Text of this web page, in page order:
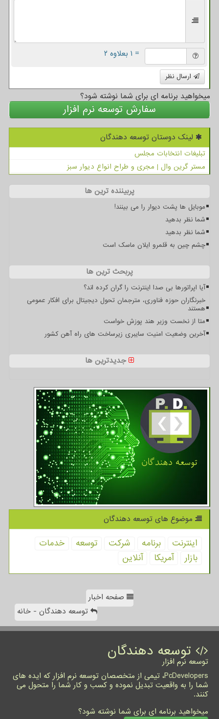
= ۱ بعلاوه ۲
ارسال نظر
میخواهید برنامه ای برای شما نوشته شود؟
سفارش توسعه نرم افزار
لینک دوستان توسعه دهندگان
تبلیغات انتخابات مجلس
مستر گرین وال | مجری و طراح انواع دیوار سبز
پربیننده ترین ها
موبایل ها پشت دیوار را می بینند!
شما نظر بدهید
شما نظر بدهید
چشم چین به قلمرو ایلان ماسک است
پربحث ترین ها
آیا اپراتورها بی صدا اینترنت را گران کرده اند؟
خبرنگاران حوزه فناوری، مترجمان تحول دیجیتال برای افکار عمومی
هستند
متا از نخست وزیر هند پوزش خواست
آخرین وضعیت امنیت سایبری زیرساخت های راه آهن کشور
جدیدترین ها
موضوع های توسعه دهندگان
اینترنت برنامه شركت توسعه
خدمات
بازار
آمریكا آنلاین
صفحه اخبار
توسعه دهندگان - خانه
توسعه دهندگان
توسعه نرم افزار
PcDevelopers، تیمی از متخصصان توسعه نرم افزار که ایده های
شما را به واقعیت تبدیل نموده و کسب و کار شما را متحول می
کنند.
میخواهید برنامه ای برای شما نوشته شود؟